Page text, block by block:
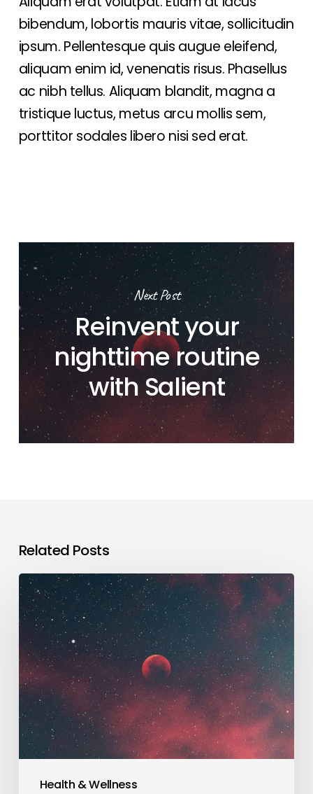
bibendum, lobortis mauris vitae, sollicitudin
ipsum. Pellentesque quis augue eleifend,
aliquam enim id, venenatis risus. Phasellus
ac nibh tellus. Aliquam blandit, magna a
tristique luctus, metus arcu mollis sem,
porttitor sodales libero nisi sed erat.
Next Post
Reinvent your
nighttime routine
with Salient
Related Posts
Health & Wellness
Reinvent
your
nighttime
routine
with
Salient